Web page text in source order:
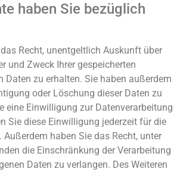
haben Sie bezüglich
Recht, unentgeltlich Auskunft über
und Zweck Ihrer gespeicherten
Daten zu erhalten. Sie haben außerdem
oder Löschung dieser Daten zu
eine Einwilligung zur Datenverarbeitung
Sie diese Einwilligung jederzeit für die
haben Sie das Recht, unter
die Einschränkung der Verarbeitung
Daten zu verlangen. Des Weiteren